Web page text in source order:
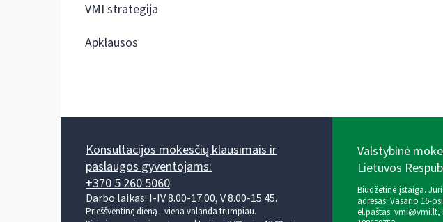
VMI strategija
Apklausos
Konsultacijos mokesčių klausimais ir
paslaugos gyventojams:
+370 5 260 5060
Darbo laikas: I-IV 8.00-17.00, V 8.00-15.45.
Prieššventinę dieną - viena valanda trumpiau.
Valstybinė
Lietuvos
Biudžetinė įstaiga.
adresas: Vasario 16-
el.paštas: vmi@vmi.lt,